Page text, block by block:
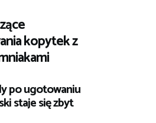
kopytek z
po ugotowaniu
staje się zbyt